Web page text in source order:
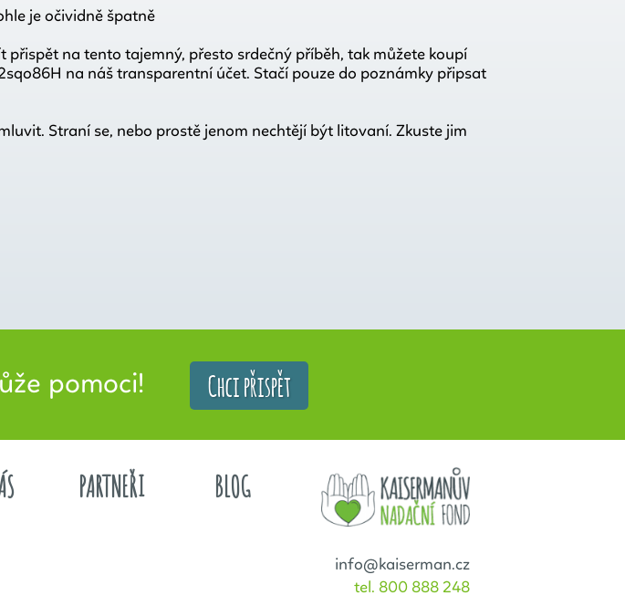
je očividně špatně
na tento tajemný, přesto srdečný příběh, tak můžete koupí
na náš transparentní účet. Stačí pouze do poznámky připsat
Straní se, nebo prostě jenom nechtějí být litovaní. Zkuste jim
pomoci! Chci přispět
PARTNEŘI BLOG
info@kaiserman.cz
tel. 800 888 248